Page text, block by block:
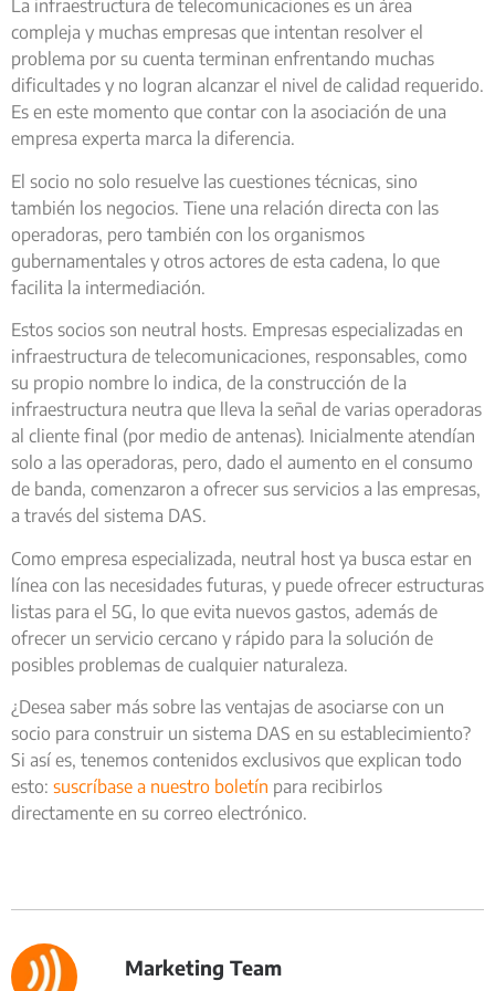
La infraestructura de telecomunicaciones es un área
compleja y muchas empresas que intentan resolver el
problema por su cuenta terminan enfrentando muchas
dificultades y no logran alcanzar el nivel de calidad requerido.
Es en este momento que contar con la asociación de una
empresa experta marca la diferencia.
El socio no solo resuelve las cuestiones técnicas, sino
también los negocios. Tiene una relación directa con las
operadoras, pero también con los organismos
gubernamentales y otros actores de esta cadena, lo que
facilita la intermediación.
Estos socios son neutral hosts. Empresas especializadas en
infraestructura de telecomunicaciones, responsables, como
su propio nombre lo indica, de la construcción de la
infraestructura neutra que lleva la señal de varias operadoras
al cliente final (por medio de antenas). Inicialmente atendían
solo a las operadoras, pero, dado el aumento en el consumo
de banda, comenzaron a ofrecer sus servicios a las empresas,
a través del sistema DAS.
Como empresa especializada, neutral host ya busca estar en
línea con las necesidades futuras, y puede ofrecer estructuras
listas para el 5G, lo que evita nuevos gastos, además de
ofrecer un servicio cercano y rápido para la solución de
posibles problemas de cualquier naturaleza.
¿Desea saber más sobre las ventajas de asociarse con un
socio para construir un sistema DAS en su establecimiento?
Si así es, tenemos contenidos exclusivos que explican todo
esto: suscríbase a nuestro boletín para recibirlos
directamente en su correo electrónico.
Marketing Team